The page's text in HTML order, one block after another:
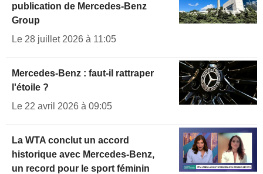
publication de Mercedes-Benz
Group
Le 28 juillet 2026 à 11:05
Mercedes-Benz : faut-il rattraper
l'étoile ?
Le 22 avril 2026 à 09:05
La WTA conclut un accord
historique avec Mercedes-Benz,
un record pour le sport féminin